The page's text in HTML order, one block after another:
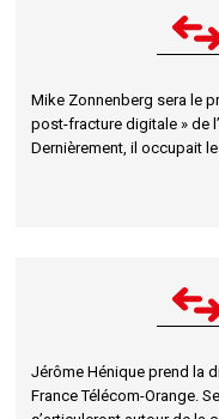
Mike Zonnenberg sera le
post-fracture digitale » de
Dernièrement, il occupait
Jérôme Hénique prend la
France Télécom-Orange.